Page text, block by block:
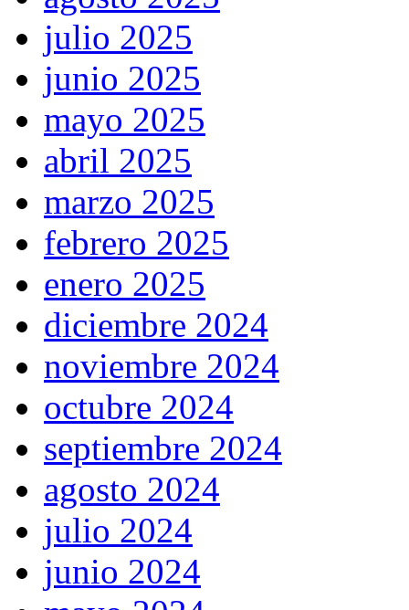
julio 2025
junio 2025
mayo 2025
abril 2025
marzo 2025
febrero 2025
enero 2025
diciembre 2024
noviembre 2024
octubre 2024
septiembre 2024
agosto 2024
julio 2024
junio 2024